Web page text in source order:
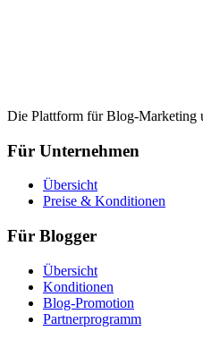
Die Plattform für Blog-Marketing
Für Unternehmen
Übersicht
Preise & Konditionen
Für Blogger
Übersicht
Konditionen
Blog-Promotion
Partnerprogramm